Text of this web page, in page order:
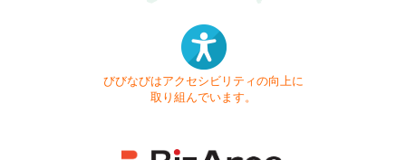
びびなびはアクセシビリティの向上に
取り組んでいます。